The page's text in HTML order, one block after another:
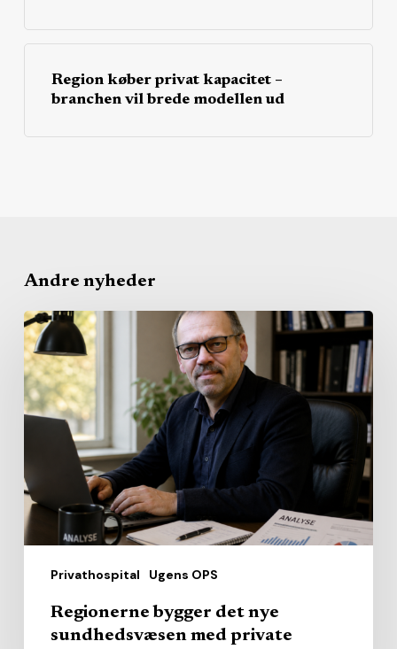
Region køber privat kapacitet –
branchen vil brede modellen ud
Andre nyheder
Privathospital Ugens OPS
Regionerne
bygger
det
nye
sundhedsvæsen
private
leverandører
Regionerne bygger det nye
sundhedsvæsen med private